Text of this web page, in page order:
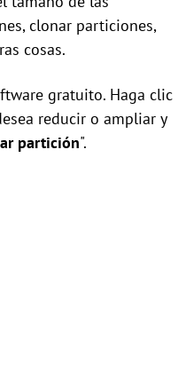
clonar particiones,
cosas.
gratuito. Haga clic
reducir o ampliar y
partición".